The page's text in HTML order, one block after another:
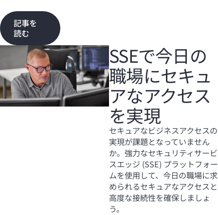
記事を
読む
SSEで今日の
職場にセキュ
アなアクセス
を実現
セキュアなビジネスアクセスの
実現が課題となっていません
か。強力なセキュリティサービ
スエッジ (SSE) プラットフォー
ムを使用して、今日の職場に求
められるセキュアなアクセスと
高度な接続性を確保しましょ
う。